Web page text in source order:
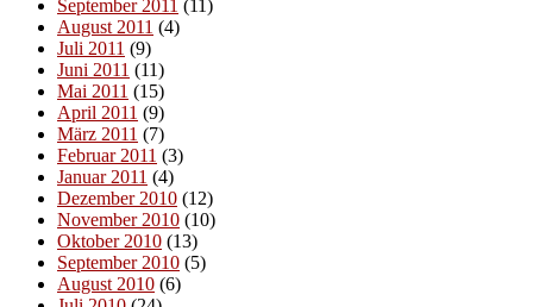
September 2011 (11)
August 2011 (4)
Juli 2011 (9)
Juni 2011 (11)
Mai 2011 (15)
April 2011 (9)
März 2011 (7)
Februar 2011 (3)
Januar 2011 (4)
Dezember 2010 (12)
November 2010 (10)
Oktober 2010 (13)
September 2010 (5)
August 2010 (6)